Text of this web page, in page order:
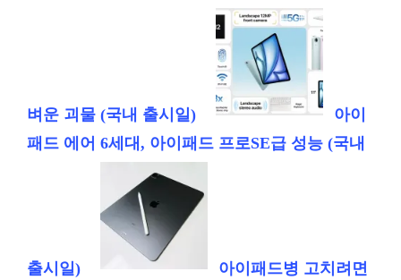
벼운 괴물 (국내 출시일)
아이
패드 에어 6세대, 아이패드 프로SE급 성능 (국내
출시일)
아이패드병 고치려면